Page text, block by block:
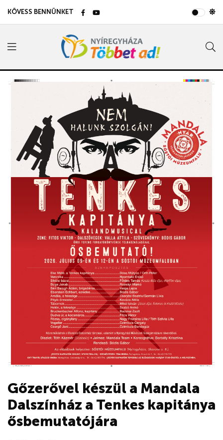
KÖVESS BENNÜNKET
Gőzerővel készül a Mandala
Dalszínház a Tenkes kapitánya
ősbemutatójára